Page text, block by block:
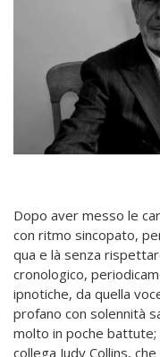
Dopo aver messo le
con ritmo sincopato,
qua e là senza
cronologico,
ipnotiche, da quella
profano con solennità
molto in poche
collega Judy Collins,